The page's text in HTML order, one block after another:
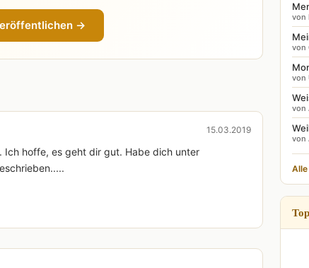
→
15.03.2019
Ich hoffe, es geht dir gut. Habe dich unter
von
von
von
von
von